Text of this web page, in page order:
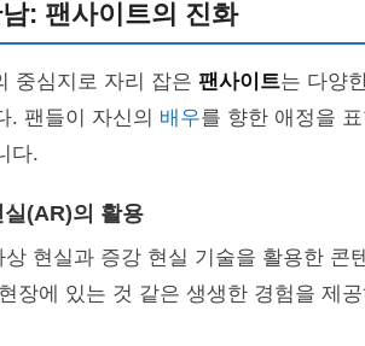
: 팬사이트의 진화
중심지로 자리 잡은 팬사이트는 다양
. 팬들이 자신의 배우를 향한 애정을
다.
(AR)의 활용
현실과 증강 현실 기술을 활용한 콘
장에 있는 것 같은 생생한 경험을 제